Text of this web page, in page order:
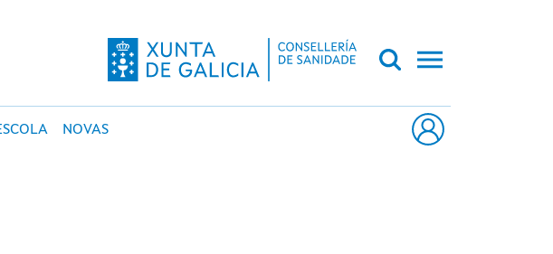
PÚBLICA DE GALICIA
NOVAS